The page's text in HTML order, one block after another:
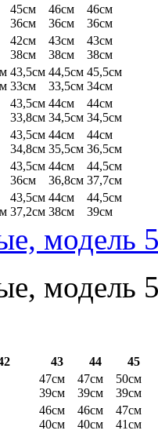
45см
36см
46см
36см
46см
36см
42см
38см
43см
38см
43см
38см
43,5см
33см
44,5см
33,5см
45,5см
34см
43,5см
33,8см
44см
34,5см
44см
34,5см
43,5см
34,8см
44см
35,5см
44см
36,5см
43,5см
36см
44см
36,8см
44,5см
37,7см
43,5см
37,2см
44см
38см
44,5см
39см
модель
модель
43 44
45
47см
39см
47см
39см
50см
39см
46см
40см
46см
40см
47см
41см